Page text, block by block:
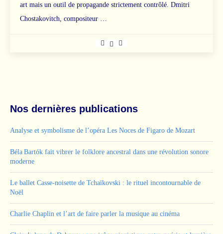
art mais un outil de propagande strictement contrôlé. Dmitri
Chostakovitch, compositeur …
Nos dernières publications
Analyse et symbolisme de l’opéra Les Noces de Figaro de Mozart
Béla Bartók fait vibrer le folklore ancestral dans une révolution sonore
moderne
Le ballet Casse-noisette de Tchaïkovski : le rituel incontournable de
Noël
Charlie Chaplin et l’art de faire parler la musique au cinéma